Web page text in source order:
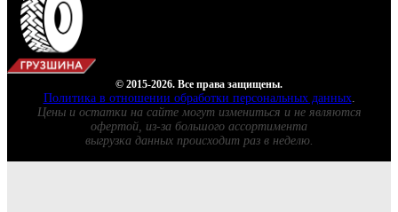
© 2015-2026. Все права защищены.
Политика в отношении обработки персональных данных.
Цены и остатки на сайте могут измениться и не являются
офертой, из-за большого ассортимента
выгрузка данных происходит раз в неделю.